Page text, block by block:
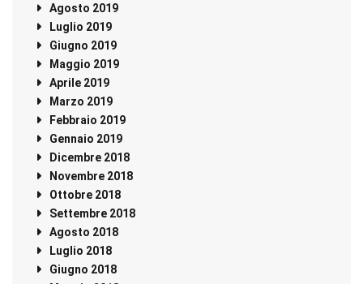
Agosto 2019
Luglio 2019
Giugno 2019
Maggio 2019
Aprile 2019
Marzo 2019
Febbraio 2019
Gennaio 2019
Dicembre 2018
Novembre 2018
Ottobre 2018
Settembre 2018
Agosto 2018
Luglio 2018
Giugno 2018